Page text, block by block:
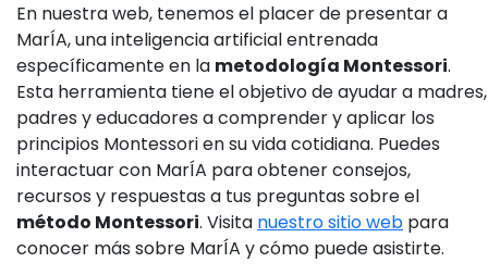
En nuestra web, tenemos el placer de presentar a
MarÍA, una inteligencia artificial entrenada
específicamente en la metodología Montessori.
Esta herramienta tiene el objetivo de ayudar a madres,
padres y educadores a comprender y aplicar los
principios Montessori en su vida cotidiana. Puedes
interactuar con MarÍA para obtener consejos,
recursos y respuestas a tus preguntas sobre el
método Montessori. Visita nuestro sitio web para
conocer más sobre MarÍA y cómo puede asistirte.